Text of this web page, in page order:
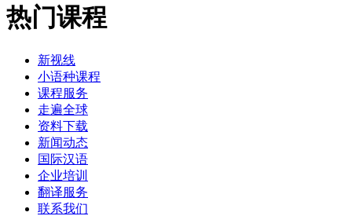
热门课程
新视线
小语种课程
课程服务
走遍全球
资料下载
新闻动态
国际汉语
企业培训
翻译服务
联系我们